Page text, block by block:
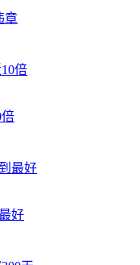
章
好